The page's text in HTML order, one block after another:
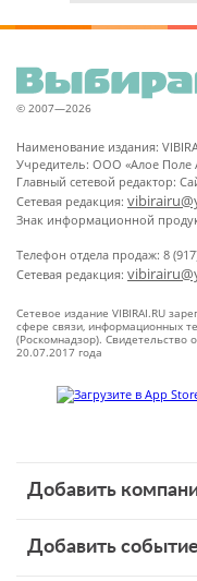
© 2007—2026
Наименование издания:
Учредитель: ООО «Алое Поле
Главный сетевой редактор:
Сетевая редакция:
Знак информационной
Телефон отдела продаж: 8
Сетевая редакция:
Сетевое издание VIBIRAI.RU
сфере связи, информационных
(Роскомнадзор).
20.07.2017 года
Добавить
Добавить событие